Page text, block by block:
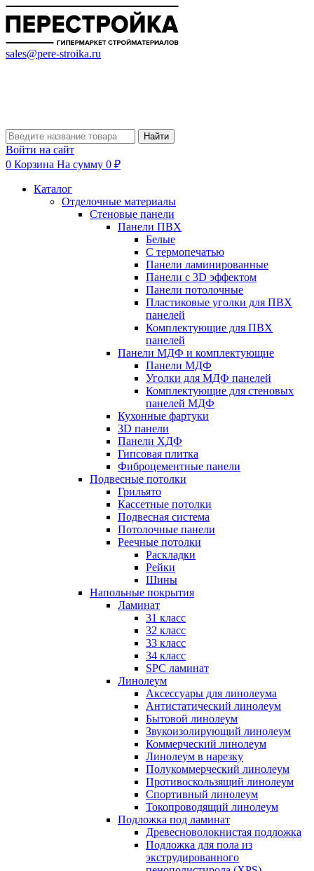
sales@pere-stroika.ru
Найти
Войти на сайт
0 Корзина На сумму 0 ₽
Каталог
Отделочные материалы
Стеновые панели
Панели ПВХ
Белые
С термопечатью
Панели ламинированные
Панели с 3D эффектом
Панели потолочные
Пластиковые уголки для ПВХ
панелей
Комплектующие для ПВХ
панелей
Панели МДФ и комплектующие
Панели МДФ
Уголки для МДФ панелей
Комплектующие для стеновых
панелей МДФ
Кухонные фартуки
3D панели
Панели ХДФ
Гипсовая плитка
Фиброцементные панели
Подвесные потолки
Грильято
Кассетные потолки
Подвесная система
Потолочные панели
Реечные потолки
Раскладки
Рейки
Шины
Напольные покрытия
Ламинат
31 класс
32 класс
33 класс
34 класс
SPC ламинат
Линолеум
Аксессуары для линолеума
Антистатический линолеум
Бытовой линолеум
Звукоизолирующий линолеум
Коммерческий линолеум
Линолеум в нарезку
Полукоммерческий линолеум
Противоскользящий линолеум
Спортивный линолеум
Токопроводящий линолеум
Подложка под ламинат
Древесноволокнистая подложка
Подложка для пола из
экструдированного